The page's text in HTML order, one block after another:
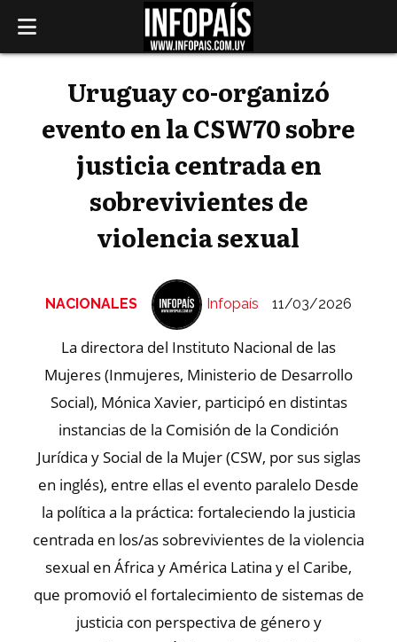
Uruguay co-organizó
evento en la CSW70 sobre
justicia centrada en
sobrevivientes de
violencia sexual
La directora del Instituto Nacional de las
Mujeres (Inmujeres, Ministerio de Desarrollo
Social), Mónica Xavier, participó en distintas
instancias de la Comisión de la Condición
Jurídica y Social de la Mujer (CSW, por sus siglas
en inglés), entre ellas el evento paralelo Desde
la política a la práctica: fortaleciendo la justicia
centrada en los/as sobrevivientes de la violencia
sexual en África y América Latina y el Caribe,
que promovió el fortalecimiento de sistemas de
justicia con perspectiva de género y
NACIONALES 11/03/2026
Infopaís